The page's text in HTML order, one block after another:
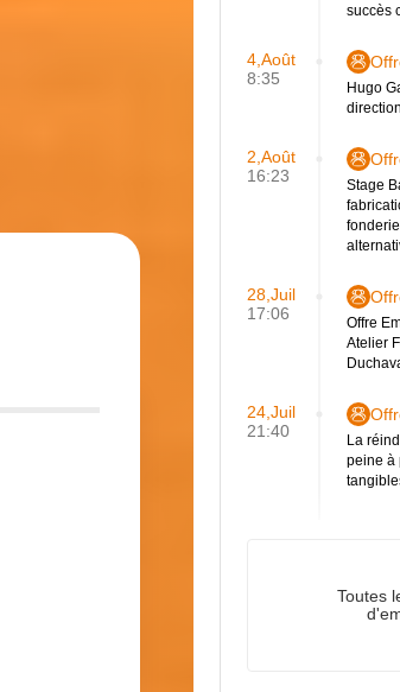
succès
4,Août
8:35
Hugo
2,Août
16:23
Stage
28,Juil
17:06
Offre
Atelier
24,Juil
21:40
La
peine à
Toutes